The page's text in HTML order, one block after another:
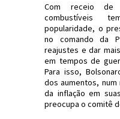
Com receio
combustíveis
popularidade, o
no comando da
reajustes e dar
em tempos de
Para isso,
dos aumentos,
da inflação em
preocupa o comitê